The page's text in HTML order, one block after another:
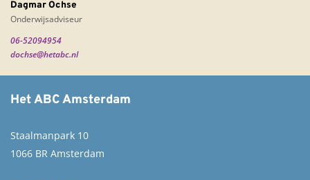
Dagmar Ochse
Onderwijsadviseur
06-52094954
dochse@hetabc.nl
Het ABC Amsterdam
Staalmanpark 10
1066 BR Amsterdam